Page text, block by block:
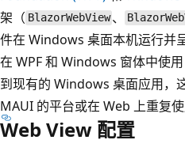
架（ BlazorWebView 、
件在 Windows 桌面本机运行并
在 WPF 和 Windows 窗体中使
到现有的 Windows 桌面应用，
MAUI 的平台或在 Web 上重复使
Web View 配置